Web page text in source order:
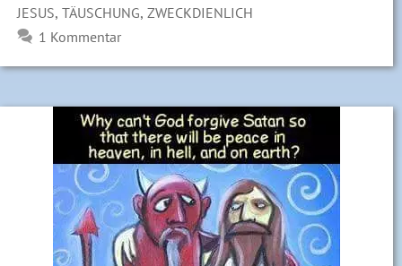
JESUS,TÄUSCHUNG,ZWECKDIENLICH
1 Kommentar